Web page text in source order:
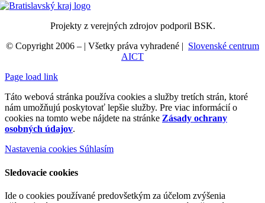
Projekty z verejných zdrojov podporil BSK.
© Copyright 2006 – | Všetky práva vyhradené | Slovenské centrum
AICT
Page load link
Táto webová stránka používa cookies a služby tretích strán, ktoré
nám umožňujú poskytovať lepšie služby. Pre viac informácií o
cookies na tomto webe nájdete na stránke Zásady ochrany
osobných údajov.
Nastavenia cookies Súhlasím
Sledovacie cookies
Ide o cookies používané predovšetkým za účelom zvýšenia